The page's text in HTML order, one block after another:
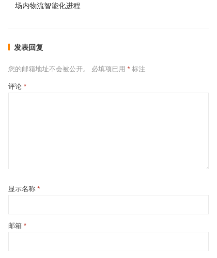
场内物流智能化进程
发表回复
您的邮箱地址不会被公开。 必填项已用 *标注
评论 *
显示名称 *
邮箱 *